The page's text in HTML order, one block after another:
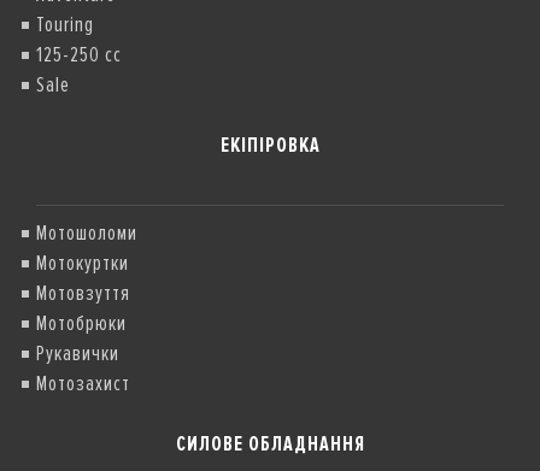
Touring
125-250 cc
Sale
ЕКІПІРОВКА
Мотошоломи
Мотокуртки
Мотовзуття
Мотобрюки
Рукавички
Мотозахист
СИЛОВЕ ОБЛАДНАННЯ